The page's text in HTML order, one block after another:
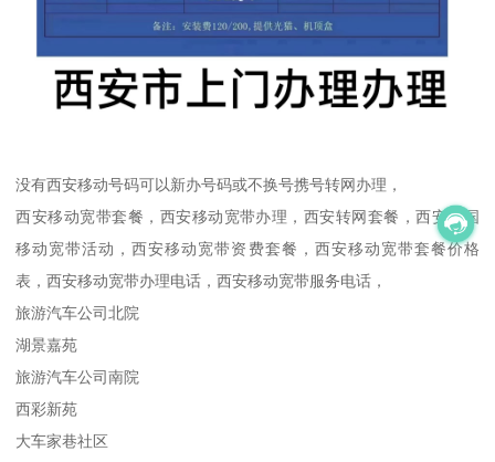
没有西安移动号码可以新办号码或不换号携号转网办理，
西安移动宽带套餐，西安移动宽带办理，西安转网套餐，西安中国
移动宽带活动，西安移动宽带资费套餐，西安移动宽带套餐价格
表，西安移动宽带办理电话，西安移动宽带服务电话，
旅游汽车公司北院
湖景嘉苑
旅游汽车公司南院
西彩新苑
大车家巷社区